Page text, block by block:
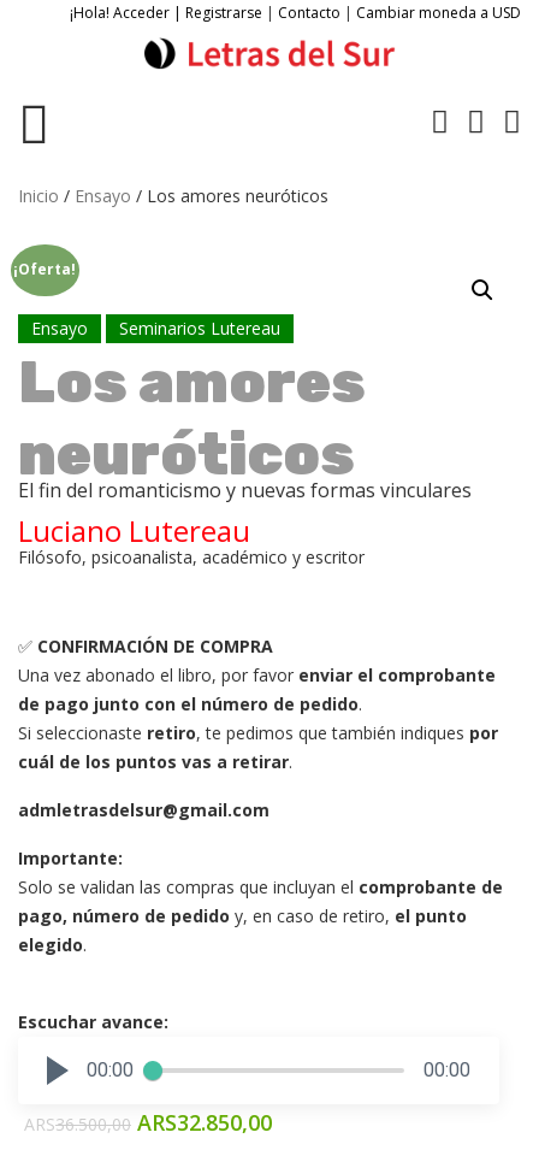
¡Hola! Acceder | Registrarse | Contacto | Cambiar moneda a USD
Inicio / Ensayo / Los amores neuróticos
¡Oferta!
Ensayo Seminarios Lutereau
Los amores
neuróticos
El fin del romanticismo y nuevas formas vinculares
Luciano Lutereau
Filósofo, psicoanalista, académico y escritor
✅ CONFIRMACIÓN DE COMPRA
Una vez abonado el libro, por favor enviar el comprobante
de pago junto con el número de pedido.
Si seleccionaste retiro, te pedimos que también indiques por
cuál de los puntos vas a retirar.
admletrasdelsur@gmail.com
Importante:
Solo se validan las compras que incluyan el comprobante de
pago, número de pedido y, en caso de retiro, el punto
elegido.
Escuchar avance:
00:00 00:00
ARS36.500,00 ARS32.850,00